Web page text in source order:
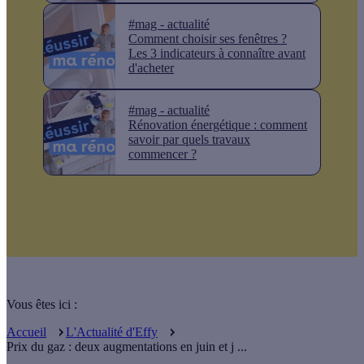
#mag - actualité
Comment choisir ses fenêtres ?
Les 3 indicateurs à connaître avant
d'acheter
#mag - actualité
Rénovation énergétique : comment
savoir par quels travaux
commencer ?
Vous êtes ici :
Accueil
L'Actualité d'Effy
Prix du gaz : deux augmentations en juin et j ...